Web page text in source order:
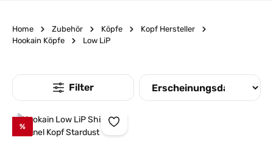
Home Zubehör Köpfe
Kopf Hersteller
Hookain Köpfe
Low LiP
%